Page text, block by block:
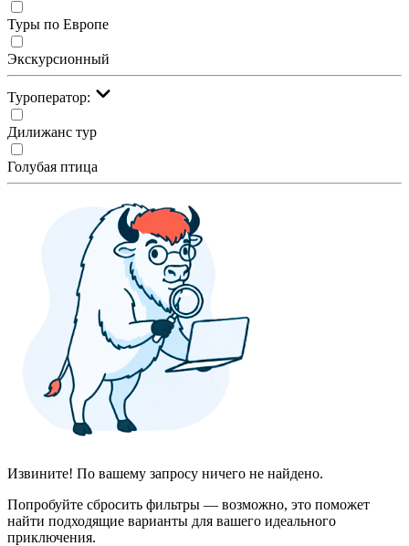
Туры по Европе
Экскурсионный
Туроператор:
Дилижанс тур
Голубая птица
Извините! По вашему запросу ничего не найдено.
Попробуйте сбросить фильтры — возможно, это поможет
найти подходящие варианты для вашего идеального
приключения.